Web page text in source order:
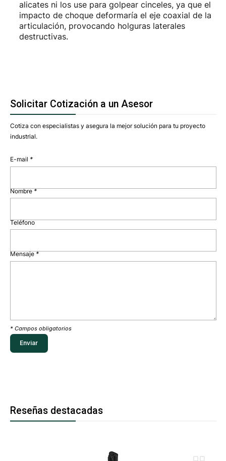
alicates ni los use para golpear cinceles, ya que el
impacto de choque deformaría el eje coaxial de la
articulación, provocando holguras laterales
destructivas.
Solicitar Cotización a un Asesor
Cotiza con especialistas y asegura la mejor solución para tu proyecto
industrial.
E-mail *
Nombre*
Teléfono
Mensaje *
* Campos obligatorios
Reseñas destacadas